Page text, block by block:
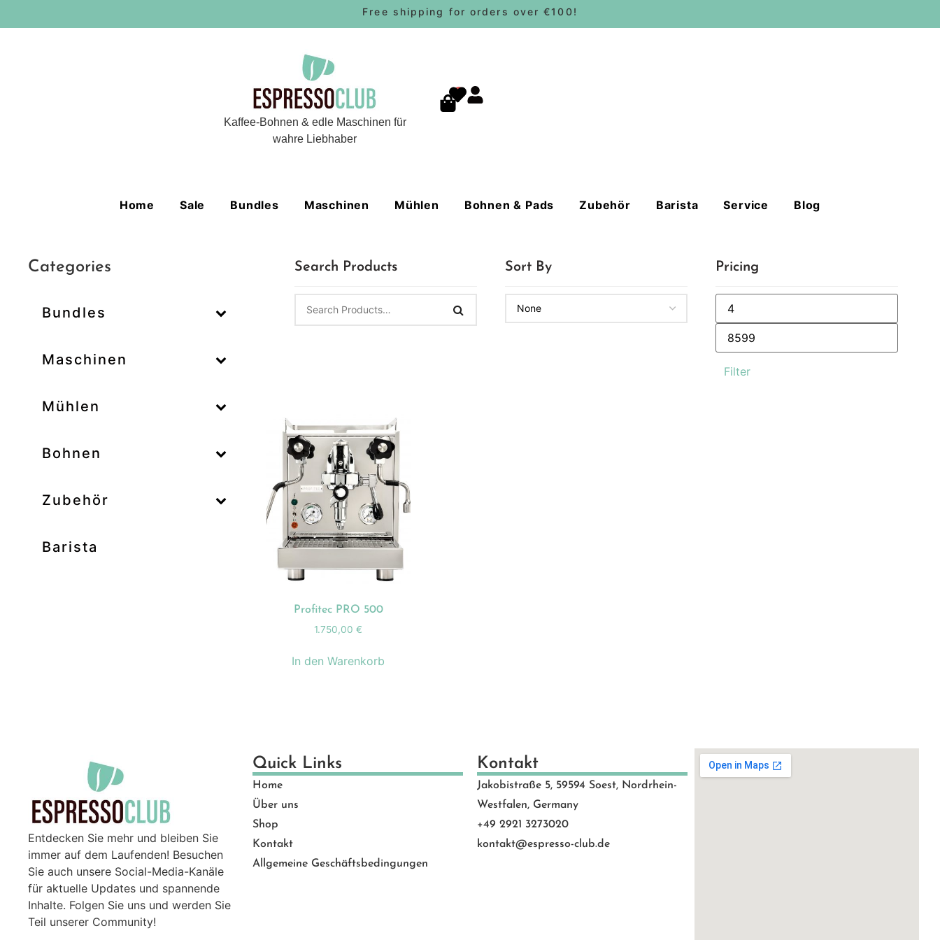
Free shipping for orders over €100!
Kaffee-Bohnen & edle Maschinen für
wahre Liebhaber
0
Home Sale Bundles Maschinen Mühlen Bohnen & Pads Zubehör Barista Service Blog
Categories
Bundles
Maschinen
–
Mühlen
–
Bohnen
–
Zubehör
Barista
Search Products Sort By Pricing
Filter
Zum Verkauf(32)
Produkt-Kategorien
Unkategorisiert(2)
Abonnements(0)
Barista(1)
Bundles (18)
Geschenkideen
Gutscheine(8)
Service(0)
Zubehör
Profitec PRO 500
1.750,00€
In den Warenkorb
Entdecken Sie mehr und bleiben Sie
immer auf dem Laufenden! Besuchen
Sie auch unsere Social-Media-Kanäle
für aktuelle Updates und spannende
Inhalte. Folgen Sie uns und werden Sie
Teil unserer Community!
Quick Links
Home
Über uns
Shop
Kontakt
Allgemeine Geschäftsbedingungen
Kontakt
Jakobistraße 5, 59594 Soest, Nordrhein-
Westfalen, Germany
+49 2921 3273020
kontakt@espresso-club.de